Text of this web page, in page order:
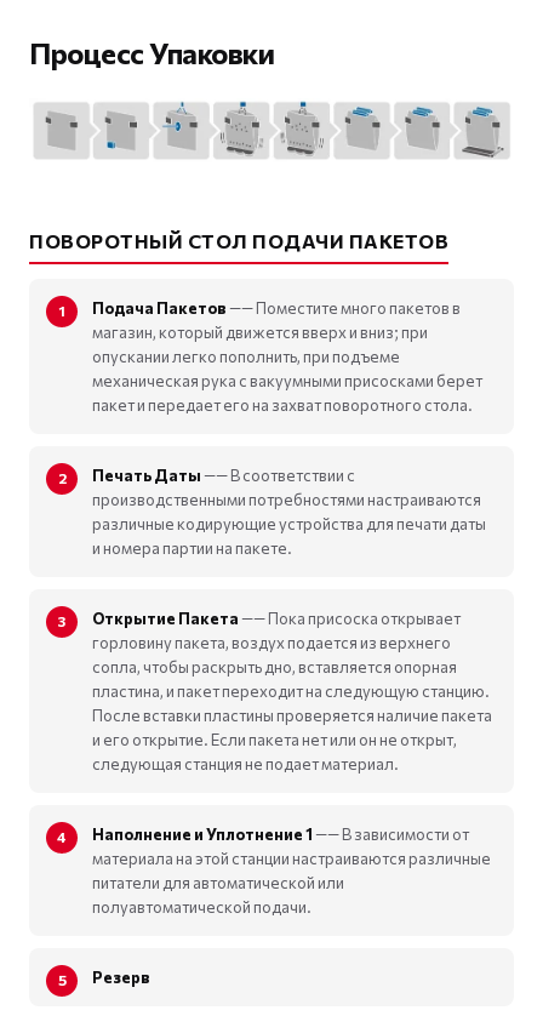
Процесс Упаковки
ПОВОРОТНЫЙ СТОЛ ПОДАЧИ ПАКЕТОВ
Подача Пакетов—— Поместите много пакетов в
магазин, который движется вверх и вниз; при
опускании легко пополнить, при подъеме
механическая рука с вакуумными присосками берет
пакет и передает его на захват поворотного стола.
Печать Даты—— В соответствии с
производственными потребностями настраиваются
различные кодирующие устройства для печати даты
и номера партии на пакете.
Открытие Пакета—— Пока присоска открывает
горловину пакета, воздух подается из верхнего
сопла, чтобы раскрыть дно, вставляется опорная
пластина, и пакет переходит на следующую станцию.
После вставки пластины проверяется наличие пакета
и его открытие. Если пакета нет или он не открыт,
следующая станция не подает материал.
Наполнение и Уплотнение 1—— В зависимости от
материала на этой станции настраиваются различные
питатели для автоматической или
полуавтоматической подачи.
Резерв